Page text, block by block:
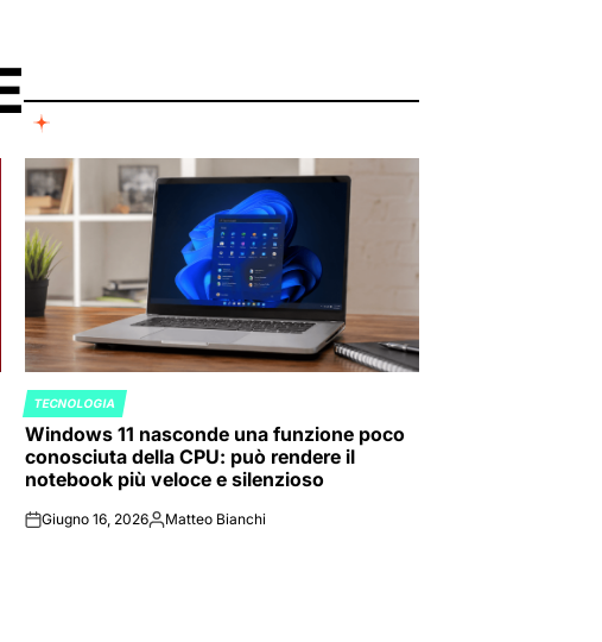
POSTED
IN
TECNOLOGIA
Windows 11 nasconde una funzione poco
conosciuta della CPU: può rendere il
notebook più veloce e silenzioso
onGiugno 16, 2026Posted
Matteo Bianchi